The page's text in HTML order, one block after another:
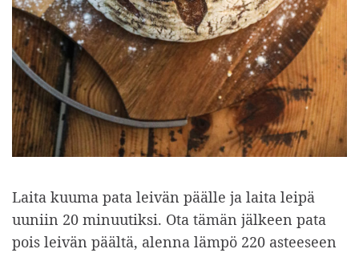
Laita kuuma pata leivän päälle ja laita leipä
uuniin 20 minuutiksi. Ota tämän jälkeen pata
pois leivän päältä, alenna lämpö 220 asteeseen